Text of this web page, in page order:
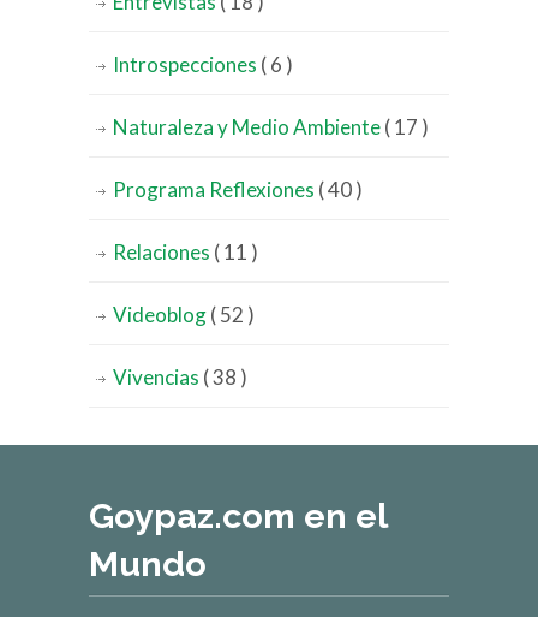
Introspecciones ( 6 )
Naturaleza y Medio Ambiente( 17 )
Programa Reflexiones ( 40 )
Relaciones ( 11 )
Videoblog( 52 )
Vivencias ( 38 )
Goypaz.com en el
Mundo